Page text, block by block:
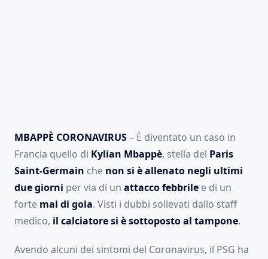
MBAPPÈ CORONAVIRUS– È diventato un caso in
Francia quello di Kylian Mbappè, stella del Paris
Saint-Germain che non si è allenato negli ultimi
due giorni per via di un attacco febbrile e di un
forte mal di gola. Visti i dubbi sollevati dallo staff
medico, il calciatore si è sottoposto al tampone.
Avendo alcuni dei sintomi del Coronavirus, il PSG ha